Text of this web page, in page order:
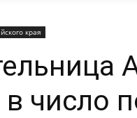
края
число